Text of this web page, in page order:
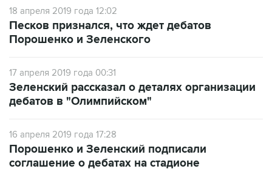
18 апреля 2019 года 12:02
Песков признался, что ждет дебатов
Порошенко и Зеленского
17 апреля 2019 года 00:31
Зеленский рассказал о деталях организации
дебатов в "Олимпийском"
16 апреля 2019 года 17:28
Порошенко и Зеленский подписали
соглашение о дебатах на стадионе